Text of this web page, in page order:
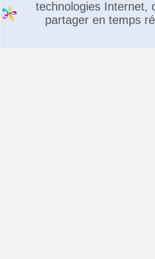
technologies Internet,
partager en temps